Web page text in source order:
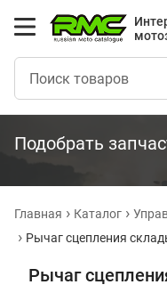
Подобрать
Главная Каталог
Рычаг сцепления
Рычаг